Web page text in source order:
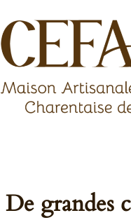
au
contenu
De grandes